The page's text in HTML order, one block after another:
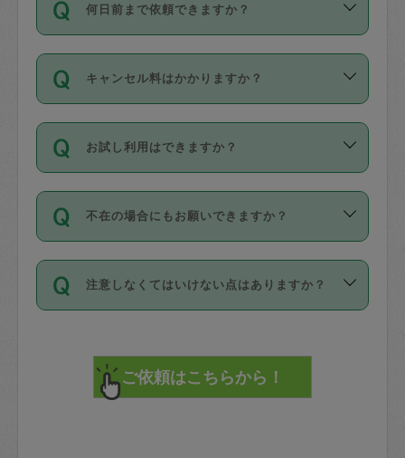
時間も被らない場合、損害保険の対象外
社員など様々なバックグラウンドの方が
登録しています。
日本語も話せる方など様々です。
ールに記載していますので、各自の得意
を依頼してください。
確認しています。タスカジさんトレーニ
ング動画を使ったセルフトレーニングの
現場トライアルを受け、合格したタスカ
ジさんが活動されています。
※テストセンターの講評は１件目のレビュ
参考
【詳細】タスカジさんの登録に際
を通して成立した作業時間内での作業に
適用されます。作業範囲は、掃除、洗
です。作業中に物を壊したり、人にけが
をさせたりした場合が対象で、補償金額
す。
写真を撮り、
詳細FAQ：
損害賠償保険について教えて
何日前まで依頼できますか？
ご依頼は、現在を起点に3日後（72時間
以降）の日時から受付可能となっていま
す。
タスカジさんへ「募集」をかけることが
可能です。
キャンセル料はかかりますか？
キャンセル料には、以下の2種類がありま
す。
1. 直前キャンセル（定期、スポット契約
共通）
72時間を超える※と、以下のキャンセル
料が発生します。
直前キャンセル料：
72時間前〜24時間前＝依頼料金の50%
お試し利用はできますか？
「お試し利用」というメニューはありま
せんが、「一回のみ」依頼を活用するこ
とによって、気に入ったタスカジさんを
まず、条件の合う気になるタスカジさ
みてください。
その後、一番気に入ったタスカジさんに
不在の場合にもお願いできますか？
不在の場合の作業はタスカジさんの同意
が必要です。数回の依頼ののち、タスカ
ジさんと依頼者の間で十分な信頼関係が
てください。
不在時に部屋に入るためにタスカジさん
注意しなくてはいけない点はありますか？
で、必ず鍵のかかるロッカーや金庫に入
れて依頼者の責任の元管理するよう心掛
けてください。